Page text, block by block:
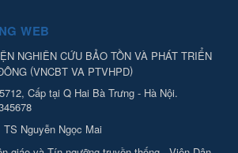
WEB
NGHIÊN CỨU BẢO TỒN VÀ PHÁT TRIỂN
(VNCBT VA PTVHPD)
Cấp tại Q Hai Bà Trưng - Hà Nội.
TS Nguyễn Ngọc Mai